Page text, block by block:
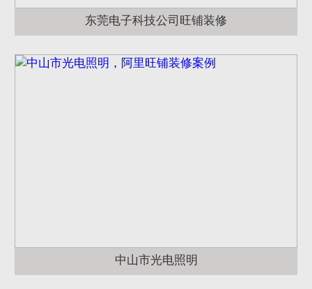
东莞电子科技公司旺铺装修
中山市光电照明